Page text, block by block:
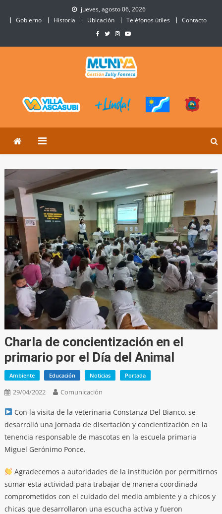
jueves, agosto 06, 2026
Gobierno
Historia Ubicación Teléfonos útiles Contacto
Ascasubi
Charla de concientización en el
primario por el Día del Animal
Ambiente Educación Noticias Portada
29/04/2022 Comunicación
Con la visita de la veterinaria Constanza Del Bianco, se
desarrolló una jornada de disertación y concientización en la
tenencia responsable de mascotas en la escuela primaria
Miguel Gerónimo Ponce.
Agradecemos a autoridades de la institución por permitirnos
sumar esta actividad para trabajar de manera coordinada
comprometidos con el cuidado del medio ambiente y a chicos y
chicas que desarrollaron una escucha activa y fueron